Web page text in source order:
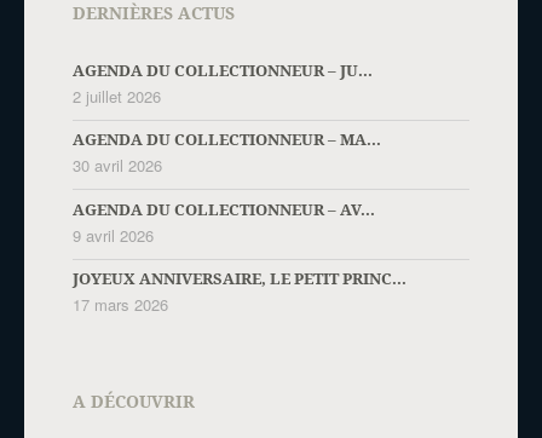
DERNIÈRES ACTUS
AGENDA DU COLLECTIONNEUR – JU...
2 juillet 2026
AGENDA DU COLLECTIONNEUR – MA...
30 avril 2026
AGENDA DU COLLECTIONNEUR – AV...
9 avril 2026
JOYEUX ANNIVERSAIRE, LE PETIT PRINC...
17 mars 2026
A DÉCOUVRIR